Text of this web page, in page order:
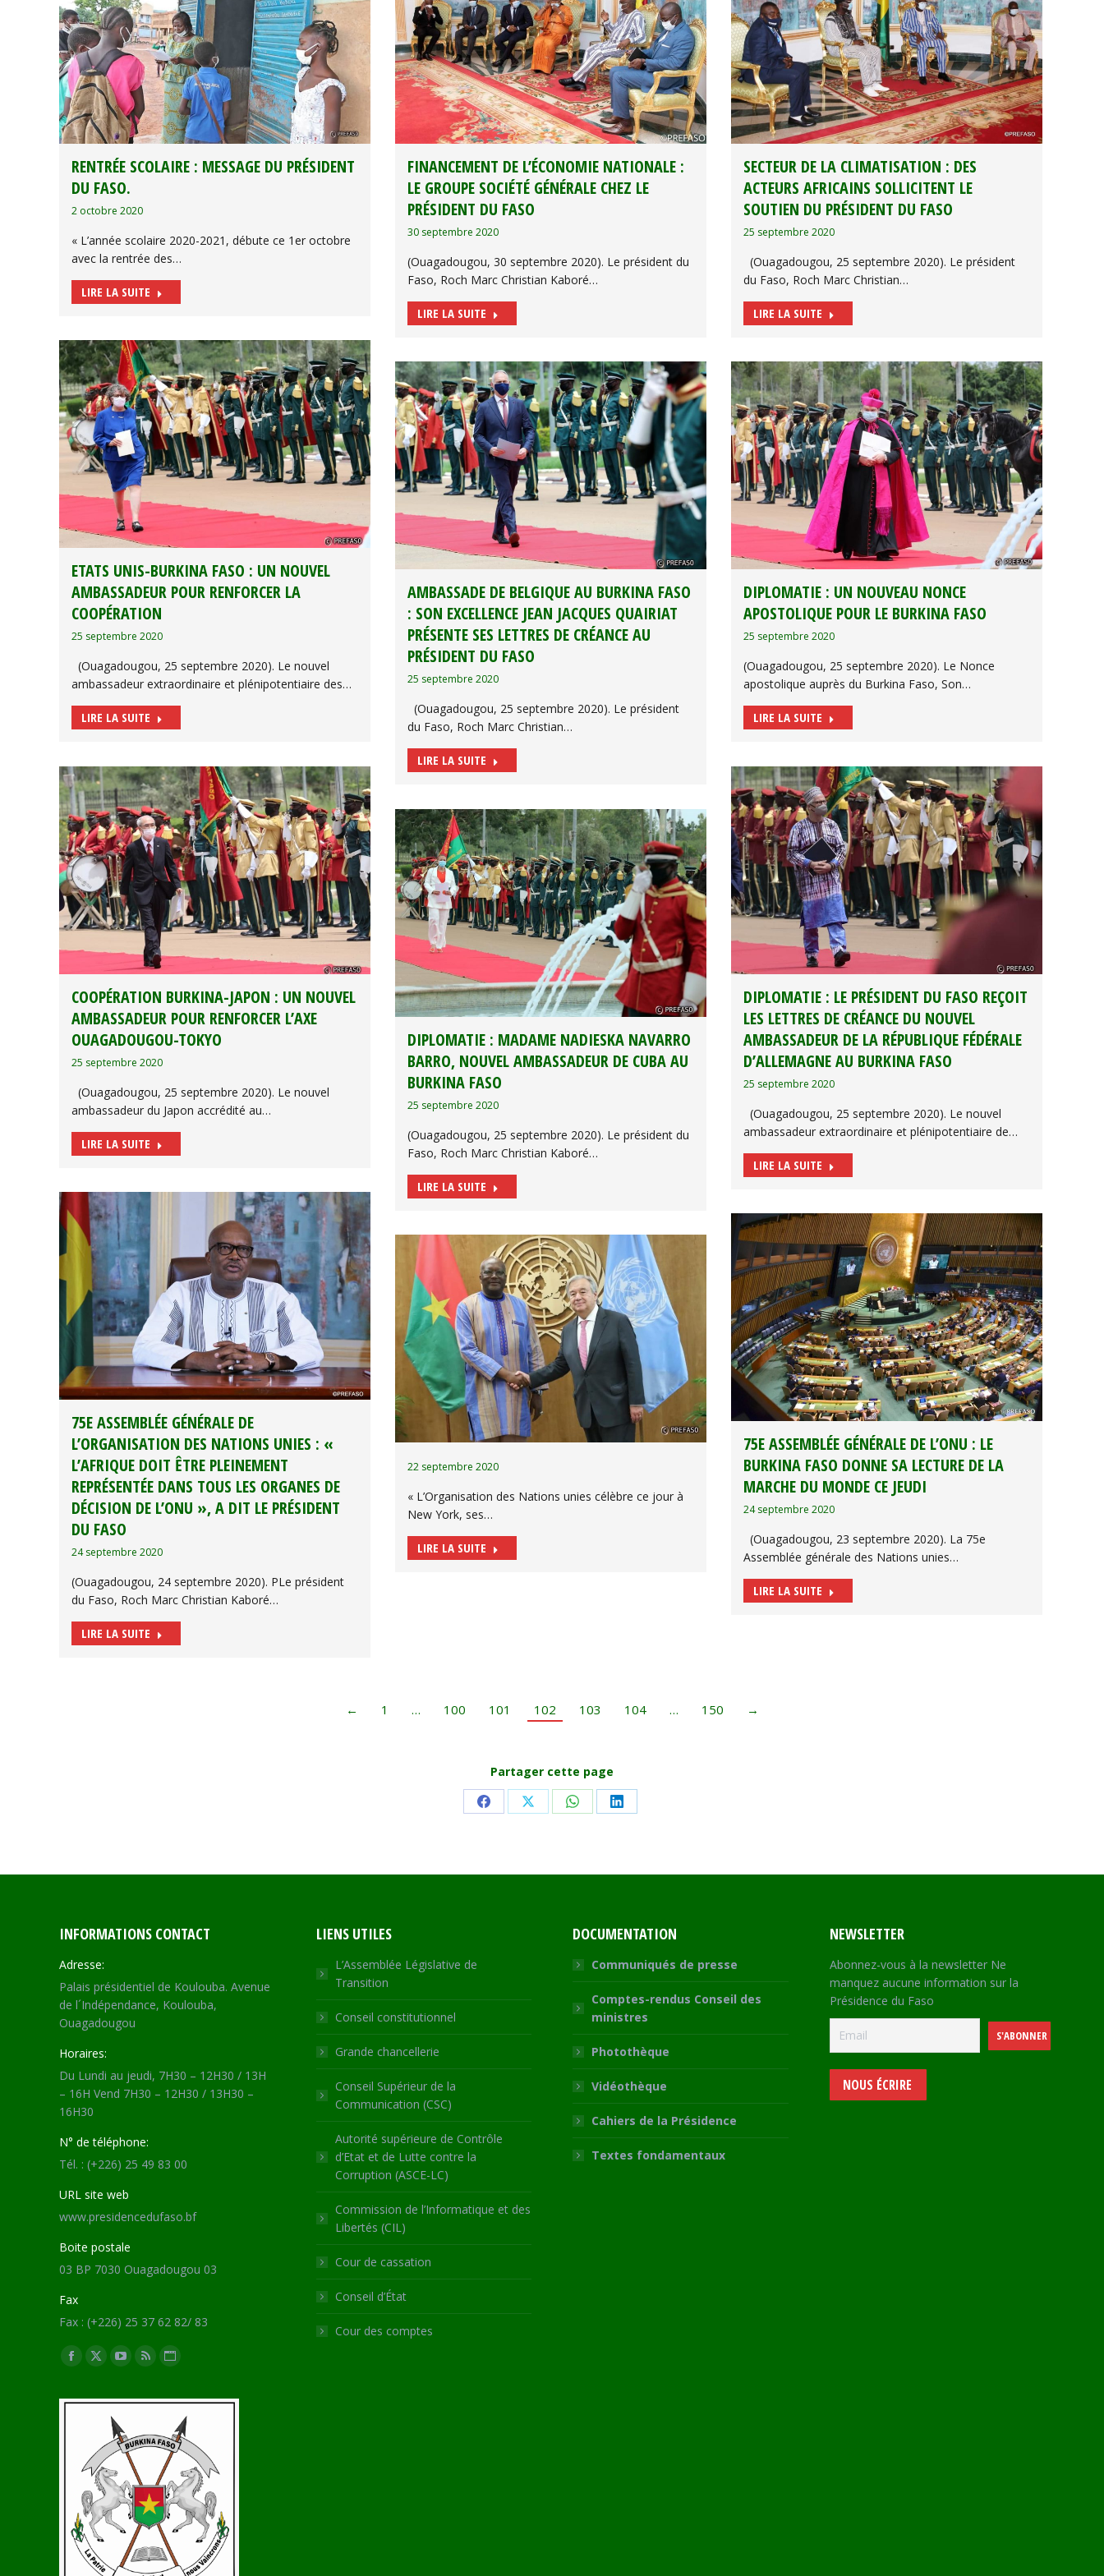
RENTRÉE SCOLAIRE : MESSAGE DU PRÉSIDENT
DU FASO.
2 octobre 2020
« L’année scolaire 2020-2021, débute ce 1er octobre
avec la rentrée des…
LIRE LA SUITE
FINANCEMENT DE L’ÉCONOMIE NATIONALE :
LE GROUPE SOCIÉTÉ GÉNÉRALE CHEZ LE
PRÉSIDENT DU FASO
30 septembre 2020
(Ouagadougou, 30 septembre 2020). Le président du
Faso, Roch Marc Christian Kaboré…
LIRE LA SUITE
SECTEUR DE LA CLIMATISATION : DES
ACTEURS AFRICAINS SOLLICITENT LE
SOUTIEN DU PRÉSIDENT DU FASO
25 septembre 2020
(Ouagadougou, 25 septembre 2020). Le président
du Faso, Roch Marc Christian…
LIRE LA SUITE
ETATS UNIS-BURKINA FASO : UN NOUVEL
AMBASSADEUR POUR RENFORCER LA
COOPÉRATION
25 septembre 2020
(Ouagadougou, 25 septembre 2020). Le nouvel
ambassadeur extraordinaire et plénipotentiaire des…
LIRE LA SUITE
AMBASSADE DE BELGIQUE AU BURKINA FASO
: SON EXCELLENCE JEAN JACQUES QUAIRIAT
PRÉSENTE SES LETTRES DE CRÉANCE AU
PRÉSIDENT DU FASO
25 septembre 2020
(Ouagadougou, 25 septembre 2020). Le président
du Faso, Roch Marc Christian…
LIRE LA SUITE
DIPLOMATIE : UN NOUVEAU NONCE
APOSTOLIQUE POUR LE BURKINA FASO
25 septembre 2020
(Ouagadougou, 25 septembre 2020). Le Nonce
apostolique auprès du Burkina Faso, Son…
LIRE LA SUITE
COOPÉRATION BURKINA-JAPON : UN NOUVEL
AMBASSADEUR POUR RENFORCER L’AXE
OUAGADOUGOU-TOKYO
25 septembre 2020
(Ouagadougou, 25 septembre 2020). Le nouvel
ambassadeur du Japon accrédité au…
LIRE LA SUITE
DIPLOMATIE : LE PRÉSIDENT DU FASO REÇOIT
LES LETTRES DE CRÉANCE DU NOUVEL
AMBASSADEUR DE LA RÉPUBLIQUE FÉDÉRALE
D’ALLEMAGNE AU BURKINA FASO
25 septembre 2020
(Ouagadougou, 25 septembre 2020). Le nouvel
ambassadeur extraordinaire et plénipotentiaire de…
LIRE LA SUITE
DIPLOMATIE : MADAME NADIESKA NAVARRO
BARRO, NOUVEL AMBASSADEUR DE CUBA AU
BURKINA FASO
25 septembre 2020
(Ouagadougou, 25 septembre 2020). Le président du
Faso, Roch Marc Christian Kaboré…
LIRE LA SUITE
75E ASSEMBLÉE GÉNÉRALE DE
L’ORGANISATION DES NATIONS UNIES : «
L’AFRIQUE DOIT ÊTRE PLEINEMENT
REPRÉSENTÉE DANS TOUS LES ORGANES DE
DÉCISION DE L’ONU », A DIT LE PRÉSIDENT
DU FASO
24 septembre 2020
(Ouagadougou, 24 septembre 2020). PLe président
du Faso, Roch Marc Christian Kaboré…
LIRE LA SUITE
75E ASSEMBLÉE GÉNÉRALE DE L’ONU : LE
BURKINA FASO DONNE SA LECTURE DE LA
MARCHE DU MONDE CE JEUDI
24 septembre 2020
(Ouagadougou, 23 septembre 2020). La 75e
Assemblée générale des Nations unies…
LIRE LA SUITE
22 septembre 2020
« L’Organisation des Nations unies célèbre ce jour à
New York, ses…
LIRE LA SUITE
← 1 … 100 101 102 103 104 … 150 →
Partager cette page
Share Share Share Share
INFORMATIONS CONTACT
Adresse:
Palais présidentiel de Koulouba. Avenue
de l´Indépendance, Koulouba,
Ouagadougou
Horaires:
Du Lundi au jeudi, 7H30 – 12H30 / 13H
– 16H Vend 7H30 – 12H30 / 13H30 –
16H30
N° de téléphone:
Tél. : (+226) 25 49 83 00
URL site web
www.presidencedufaso.bf
Boite postale
03 BP 7030 Ouagadougou 03
Fax
Fax : (+226) 25 37 62 82/ 83
Trouvez nous sur :
Facebook
opens
window
X
opens
new
window
YouTube
opens
in
new
window
RSS
opens
new
window
Site
page
opens
in
new
window
LIENS UTILES
L’Assemblée Législative de
Transition
Conseil constitutionnel
Grande chancellerie
Conseil Supérieur de la
Communication (CSC)
Autorité supérieure de Contrôle
d’Etat et de Lutte contre la
Corruption (ASCE-LC)
Commission de l’Informatique et des
Libertés (CIL)
Cour de cassation
Conseil d’État
Cour des comptes
DOCUMENTATION
Communiqués de presse
Comptes-rendus Conseil des
ministres
Photothèque
Vidéothèque
Cahiers de la Présidence
Textes fondamentaux
NEWSLETTER
Abonnez-vous à la newsletter Ne
manquez aucune information sur la
Présidence du Faso
NOUS ÉCRIRE